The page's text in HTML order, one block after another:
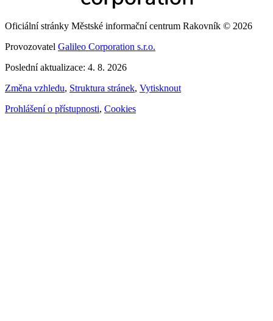
Oficiální stránky Městské informační centrum Rakovník © 2026
Provozovatel Galileo Corporation s.r.o.
Poslední aktualizace: 4. 8. 2026
Změna vzhledu, Struktura stránek, Vytisknout
Prohlášení o přístupnosti, Cookies